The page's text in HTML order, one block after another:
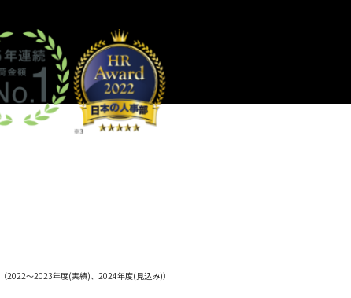
～2023年度(実績)、2024年度(見込み)）